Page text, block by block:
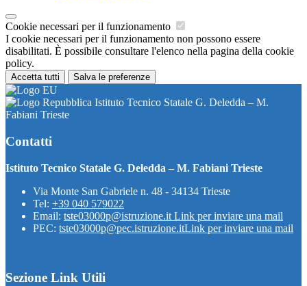
Cookie necessari per il funzionamento
I cookie necessari per il funzionamento non possono essere
disabilitati. È possibile consultare l'elenco nella pagina della cookie
policy.
Accetta tutti Salva le preferenze
Istituto Tecnico Statale G. Deledda – M.
Fabiani Trieste
Contatti
Istituto Tecnico Statale G. Deledda – M. Fabiani Trieste
Via Monte San Gabriele n. 48 - 34134 Trieste
Tel: +39 040 579022
Email: tste03000p@istruzione.it Link per inviare una mail
PEC: tste03000p@pec.istruzione.itLink per inviare una mail
Sezione Link Utili